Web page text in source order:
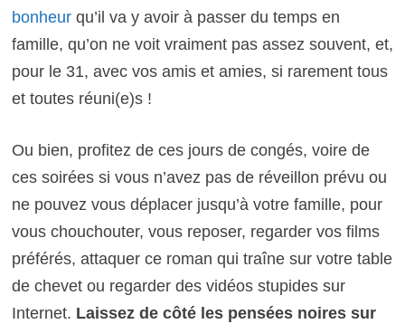
bonheurqu’il va y avoir à passer du temps en
famille, qu’on ne voit vraimentpas assez souvent, et,
pour le 31, avec vos amis et amies, si rarement tous
et toutes réuni(e)s !
Ou bien, profitez de ces jours de congés, voire de
ces soirées si vous n’avez pas de réveillon prévu ou
ne pouvez vous déplacer jusqu’à votre famille, pour
vous chouchouter, vous reposer, regarder vos films
préférés, attaquer ce roman qui traîne sur votre table
de chevet ou regarder des vidéos stupides sur
Internet. Laissezde côté les pensées noires sur